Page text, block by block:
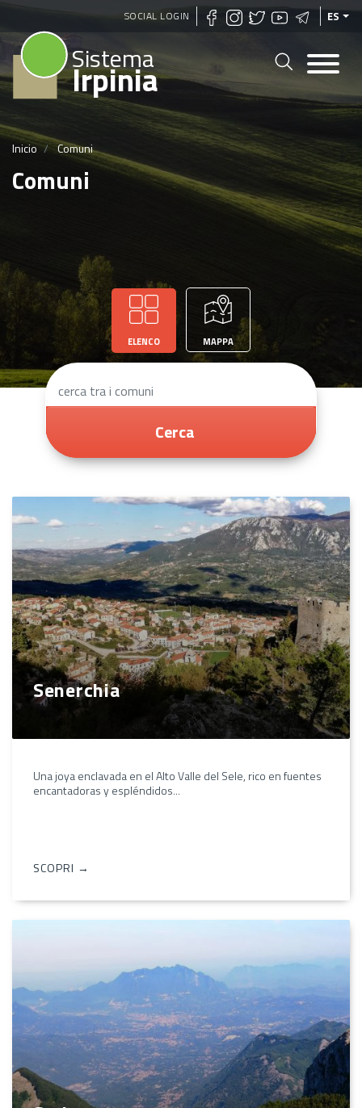
Pasar
al
SOCIAL LOGIN ES
Sistema
Irpinia
Inicio Comuni
Comuni
ELENCO MAPPA
Cerca
Senerchia
Una joya enclavada en el Alto Valle del Sele, rico en fuentes
encantadoras y espléndidos...
SCOPRI →